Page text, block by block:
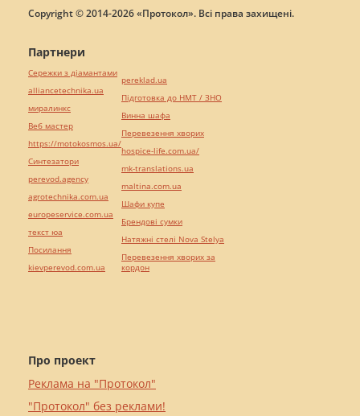
Copyright © 2014-2026 «Протокол». Всі права захищені.
Про проект
Реклама на "Протокол"
"Протокол" без реклами!
Партнери
Сережки з діамантами
alliancetechnika.ua
миралинкс
Веб мастер
https://motokosmos.ua/
Синтезатори
perevod.agency
agrotechnika.com.ua
europeservice.com.ua
текст юа
Посилання
kievperevod.com.ua
pereklad.ua
Підготовка до НМТ / ЗНО
Винна шафа
Перевезення хворих
hospice-life.com.ua/
mk-translations.ua
maltina.com.ua
Шафи купе
Брендові сумки
Натяжні стелі Nova Stelya
Перевезення хворих за
кордон